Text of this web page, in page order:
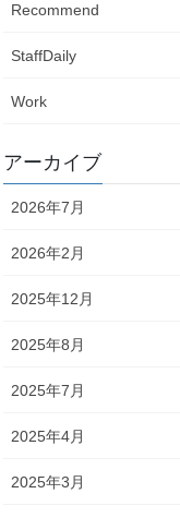
Recommend
StaffDaily
Work
アーカイブ
2026年7月
2026年2月
2025年12月
2025年8月
2025年7月
2025年4月
2025年3月